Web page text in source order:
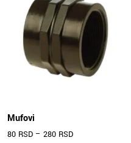
Mufovi
80 RSD – 280 RSD